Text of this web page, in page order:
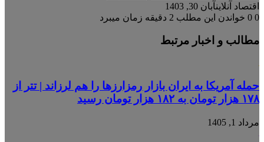
اقتصاد آنلاینآبان 30, 1403
0
خواندن این مطلب 2 دقیقه زمان میبرد
مطالب و اخبار مرتبط
حمله آمریکا به ایران بازار رمزارزها را هم لرزاند | تتر از
۱۷۸ هزار تومان به ۱۸۲ هزار تومان رسید
مرداد 1, 1405